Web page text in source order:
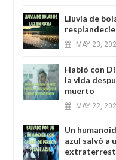
Lluvia de
MAY 23,
Habló con
la vida
muerto
MAY 22,
Un
azul salvó a